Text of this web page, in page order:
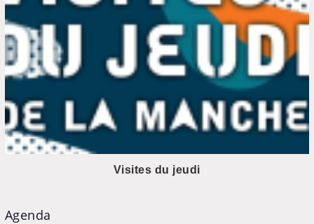
Visites du jeudi
Agenda